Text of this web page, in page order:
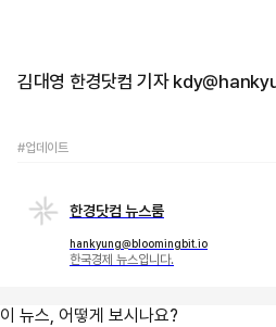
김대영 한경닷컴 기자
#업데이트
한경닷컴 뉴스룸
hankyung@bloomingbit.io
한국경제 뉴스입니다.
이 뉴스, 어떻게 보시나요?